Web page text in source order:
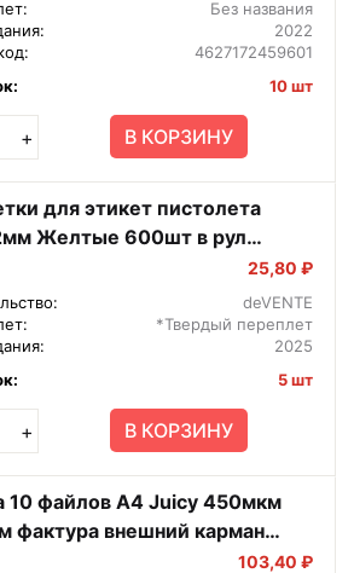
Без названия
2022
4627172459601
10 шт
+ В КОРЗИНУ
для этикет пистолета
Желтые 600шт в рул
25,80 ₽
deVENTE
*Твердый переплет
2025
5 шт
+ В КОРЗИНУ
фактура внешний карман
Ярко Голубая 3100903103,40 ₽